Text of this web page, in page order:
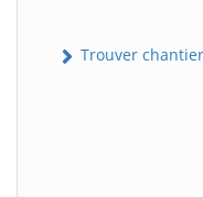
Trouver